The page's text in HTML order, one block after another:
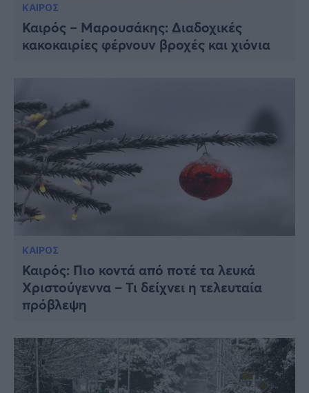
ΚΑΙΡΟΣ
Καιρός – Μαρουσάκης: Διαδοχικές
κακοκαιρίες φέρνουν βροχές και χιόνια
ΚΑΙΡΟΣ
Καιρός: Πιο κοντά από ποτέ τα λευκά
Χριστούγεννα – Τι δείχνει η τελευταία
πρόβλεψη